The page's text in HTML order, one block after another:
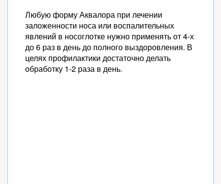
Любую форму Аквалора при лечении
заложенности носа или воспалительных
явлений в носоглотке нужно применять от 4-х
до 6 раз в день до полного выздоровления. В
целях профилактики достаточно делать
обработку 1-2 раза в день.